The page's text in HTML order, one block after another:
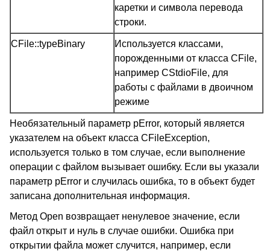
каретки и символа перевода
строки.
CFile::typeBinary
Используется классами,
порожденными от класса CFile,
например CStdioFile, для
работы с файлами в двоичном
режиме
Необязательный параметр pError, который является
указателем на объект класса CFileException,
используется только в том случае, если выполнение
операции с файлом вызывает ошибку. Если вы указали
параметр pError и случилась ошибка, то в объект будет
записана дополнительная информация.
Метод Open возвращает ненулевое значение, если
файл открыт и нуль в случае ошибки. Ошибка при
открытии файла может случится, например, если